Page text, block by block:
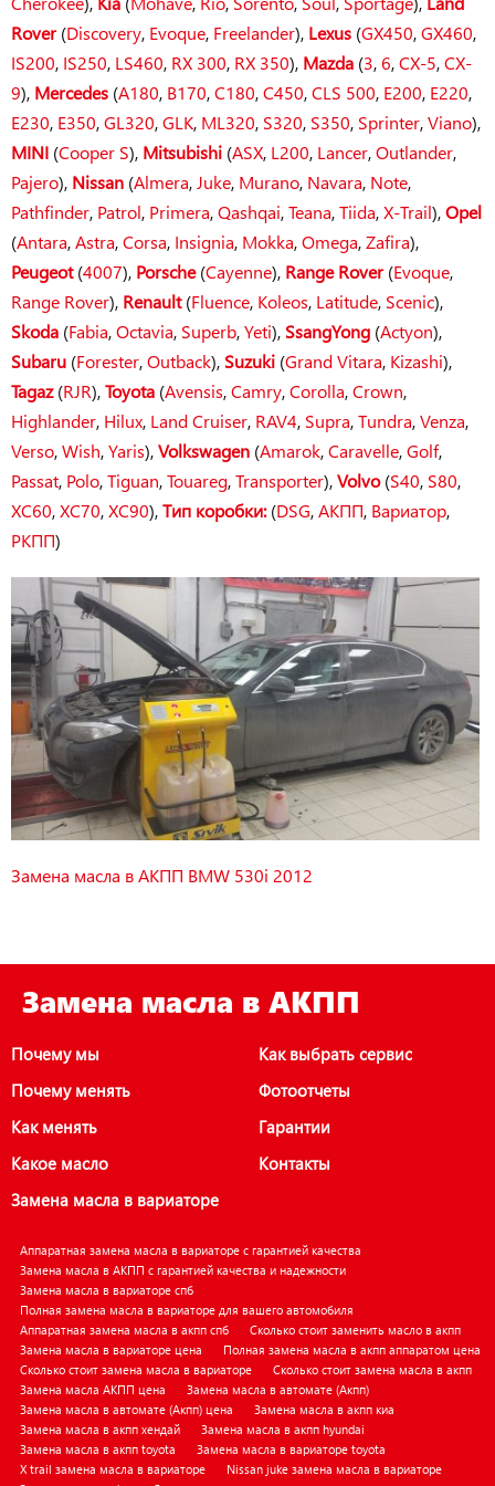
Rover(Discovery, Evoque, Freelander), Lexus (GX450,GX460,
IS200, IS250, LS460, RX 300, RX 350), Mazda (3, 6,CX-5,CX-
9), Mercedes (A180, B170,C180,C450,CLS 500, E200, E220,
E230, E350,GL320,GLK, ML320, S320, S350, Sprinter,Viano),
MINI (Cooper S), Mitsubishi (ASX, L200, Lancer,Outlander,
Pajero), Nissan (Almera, Juke, Murano, Navara, Note,
Pathfinder, Patrol, Primera,Qashqai,Teana,Tiida,X-Trail),Opel
(Antara,Astra,Corsa, Insignia, Mokka,Omega,Zafira),
Peugeot(4007), Porsche(Cayenne), Range Rover(Evoque,
Range Rover), Renault(Fluence, Koleos, Latitude, Scenic),
Skoda (Fabia,Octavia, Superb,Yeti), SsangYong (Actyon),
Subaru (Forester,Outback), Suzuki (Grand Vitara, Kizashi),
Tagaz(RJR),Toyota (Avensis,Camry,Corolla,Crown,
Highlander, Hilux, Land Cruiser, RAV4, Supra,Tundra,Venza,
Verso,Wish,Yaris),Volkswagen (Amarok,Caravelle,Golf,
Passat, Polo,Tiguan,Touareg,Transporter),Volvo(S40, S80,
XC60,XC70,XC90),Тип коробки:(DSG,АКПП, Вариатор,
РКПП)
Замена масла в АКПП BMW 530i 2012
Замена масла в АКПП
Почему мы
Почему менять
Как менять
Какое масло
Замена масла в вариаторе
Как выбрать сервис
Фотоотчеты
Гарантии
Контакты
Аппаратная замена масла в вариаторе с гарантией качества
Замена масла в АКПП с гарантией качества и надежности
Замена масла в вариаторе спб
Полная замена масла в вариаторе для вашего автомобиля
Аппаратная замена масла в акпп спб
Сколько стоит заменить масло в акпп
Замена масла в вариаторе цена
Полная замена масла в акпп аппаратом цена
Сколько стоит замена масла в вариаторе
Сколько стоит замена масла в акпп
Замена масла АКПП цена
Замена масла в автомате (Акпп)
Замена масла в автомате (Акпп) цена
Замена масла в акпп киа
Замена масла в акпп хендай
Замена масла в акпп hyundai
Замена масла в акпп toyota
Замена масла в вариаторе toyota
X trail замена масла в вариаторе
Nissan juke замена масла в вариаторе